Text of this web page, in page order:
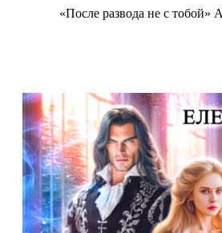
«После развода не с тобой»